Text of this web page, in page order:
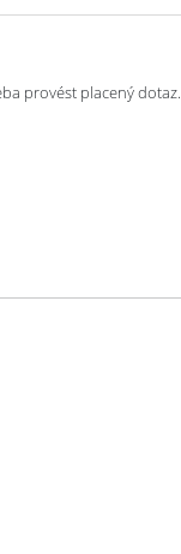
provést placený dotaz.